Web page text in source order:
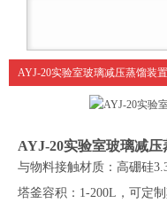
AYJ-20实验室玻璃减压蒸馏装
AYJ-20实验室玻璃减
与物料接触材质：高硼硅
塔釜容积： 1-200L ， 可定